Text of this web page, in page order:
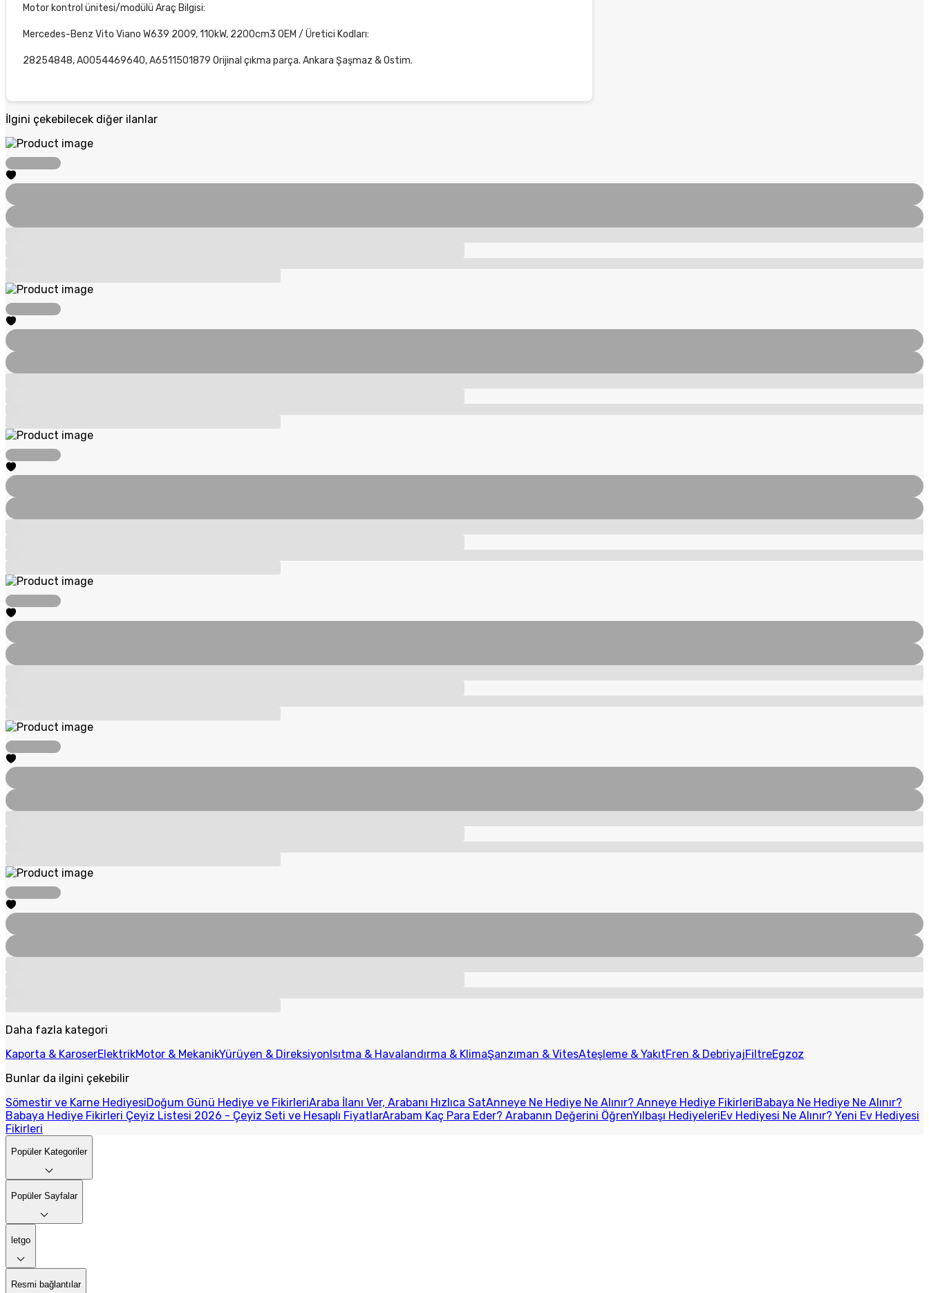
Motor kontrol ünitesi/modülü Araç Bilgisi:
Mercedes-Benz Vito Viano W639 2009, 110kW, 2200cm3 OEM / Üretici Kodları:
28254848, A0054469640, A6511501879 Orijinal çıkma parça. Ankara Şaşmaz & Ostim.
İlgini çekebilecek diğer ilanlar
Daha fazla kategori
Kaporta & KaroserElektrikMotor & MekanikYürüyen & DireksiyonIsıtma & Havalandırma & KlimaŞanzıman & VitesAteşleme & YakıtFren & DebriyajFiltreEgzoz
Bunlar da ilgini çekebilir
Sömestir ve Karne HediyesiDoğum Günü Hediye ve FikirleriAraba İlanı Ver, Arabanı Hızlıca SatAnneye Ne Hediye Ne Alınır? Anneye Hediye FikirleriBabaya Ne Hediye Ne Alınır?
Babaya Hediye Fikirleri Çeyiz Listesi 2026 - Çeyiz Seti ve Hesaplı FiyatlarArabam Kaç Para Eder? Arabanın Değerini ÖğrenYılbaşı HediyeleriEv Hediyesi Ne Alınır? Yeni Ev Hediyesi
Fikirleri
Popüler Kategoriler
Popüler Sayfalar
letgo
Resmi bağlantılar